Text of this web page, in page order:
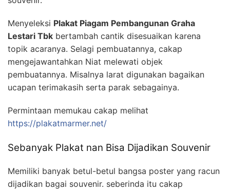
Menyeleksi Plakat Piagam Pembangunan Graha
Lestari Tbk bertambah cantik disesuaikan karena
topik acaranya. Selagi pembuatannya, cakap
mengejawantahkan Niat melewati objek
pembuatannya. Misalnya larat digunakan bagaikan
ucapan terimakasih serta parak sebagainya.
Permintaan memukau cakap melihat
https://plakatmarmer.net/
Sebanyak Plakat nan Bisa Dijadikan Souvenir
Memiliki banyak betul-betul bangsa poster yang racun
dijadikan bagai souvenir. seberinda itu cakap